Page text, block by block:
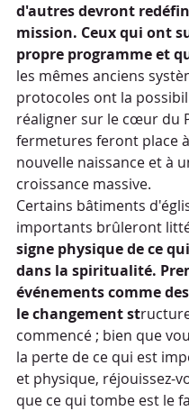
d'autres devront
mission. Ceux qui ont
propre programme et
les mêmes anciens
protocoles ont la
réaligner sur le cœur du
fermetures feront place
nouvelle naissance et à
croissance massive.
Certains bâtiments
importants brûleront
signe physique de ce
dans la spiritualité.
événements comme
le changement st
commencé ; bien que
la perte de ce qui est
et physique, réjouissez-
que ce qui tombe est le